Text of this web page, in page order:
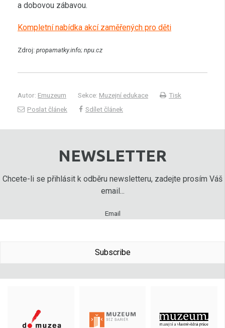
a dobovou zábavou.
Kompletní nabídka akcí zaměřených pro děti
Zdroj: propamatky.info; npu.cz
Autor: Emuzeum Sekce: Muzejní edukace
Tisk
Poslat článek
Sdílet článek
NEWSLETTER
Chcete-li se přihlásit k odběru newsletteru, zadejte prosím Váš
email...
Email
Subscribe